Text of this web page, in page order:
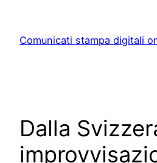
content
Comunicati stampa digitali
Dalla